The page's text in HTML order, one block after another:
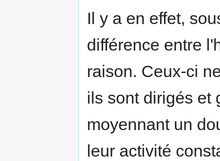
Il y a en effet,
différence entre
raison. Ceux-ci
ils sont dirigés et
moyennant un
leur activité